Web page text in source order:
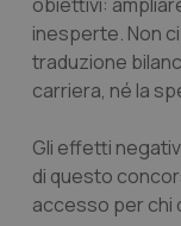
inesperte. Non
traduzione
carriera, né la
Gli effetti
di questo
accesso per chi